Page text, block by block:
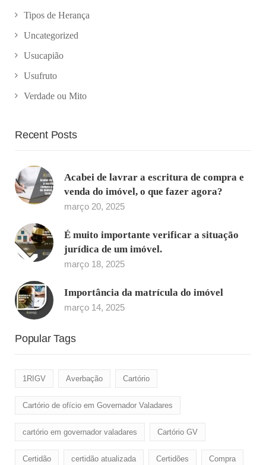
Tipos de Herança
Uncategorized
Usucapião
Usufruto
Verdade ou Mito
Recent Posts
Acabei de lavrar a escritura de compra e
venda do imóvel, o que fazer agora?
março 20, 2025
É muito importante verificar a situação
jurídica de um imóvel.
março 18, 2025
Importância da matrícula do imóvel
março 14, 2025
Popular Tags
1RIGV Averbação Cartório
Cartório de ofício em Governador Valadares
cartório em governador valadares Cartório GV
Certidão certidão atualizada Certidões Compra